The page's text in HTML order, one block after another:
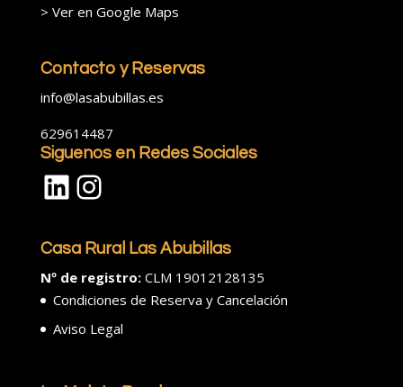
> Ver en Google Maps
Contacto y Reservas
info@lasabubillas.es
629614487
Siguenos en Redes Sociales
LinkedIn
Instagram
Casa Rural Las Abubillas
Nº de registro:CLM 19012128135
Condiciones de Reserva y Cancelación
Aviso Legal